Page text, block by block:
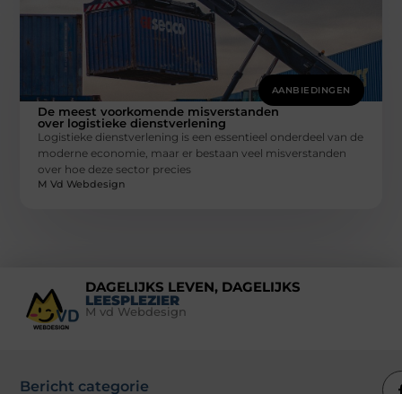
AANBIEDINGEN
De meest voorkomende misverstanden
over logistieke dienstverlening
Logistieke dienstverlening is een essentieel onderdeel van de
moderne economie, maar er bestaan veel misverstanden
over hoe deze sector precies
M Vd Webdesign
DAGELIJKS LEVEN, DAGELIJKS
LEESPLEZIER
M vd Webdesign
Bericht categorie